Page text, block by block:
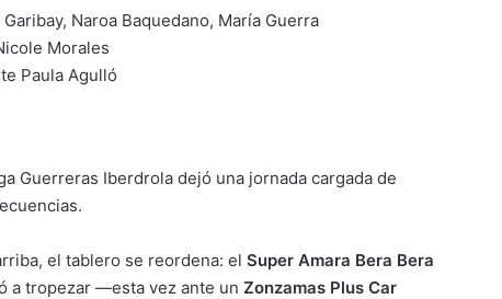
Naroa Baquedano, María Guerra
Morales
Paula Agulló
Guerreras Iberdrola dejó una jornada cargada de
el tablero se reordena: elSuper Amara Bera Bera
a tropezar —esta vez ante unZonzamas Plus Car